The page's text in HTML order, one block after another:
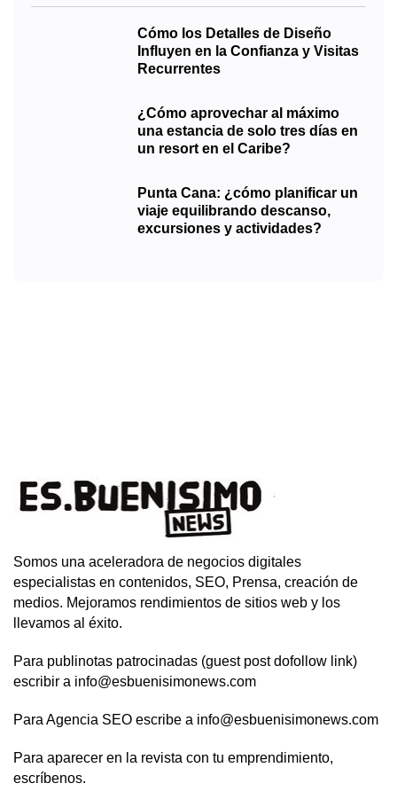
Cómo los Detalles de Diseño
Influyen en la Confianza y Visitas
Recurrentes
¿Cómo aprovechar al máximo
una estancia de solo tres días en
un resort en el Caribe?
Punta Cana: ¿cómo planificar un
viaje equilibrando descanso,
excursiones y actividades?
Somos una aceleradora de negocios digitales
especialistas en contenidos, SEO, Prensa, creación de
medios. Mejoramos rendimientos de sitios web y los
llevamos al éxito.
Para publinotas patrocinadas (guest post dofollow link)
escribir a info@esbuenisimonews.com
Para Agencia SEO escribe a info@esbuenisimonews.com
Para aparecer en la revista con tu emprendimiento,
escríbenos.